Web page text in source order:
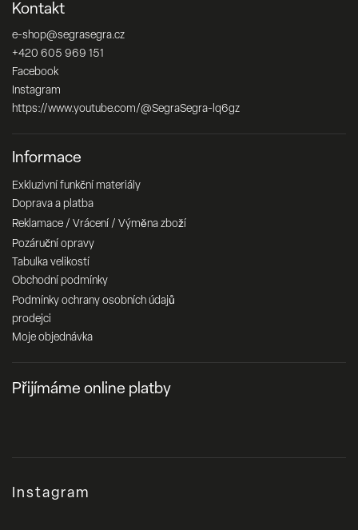
Kontakt
e-shop@segrasegra.cz
+420 605 969 151
Facebook
Instagram
https://www.youtube.com/@SegraSegra-lq6gz
Informace
Exkluzivní funkční materiály
Doprava a platba
Reklamace / Vrácení / Výměna zboží
Pozáruční opravy
Tabulka velikostí
Obchodní podmínky
Podmínky ochrany osobních údajů
prodejci
Moje objednávka
Přijímáme online platby
Instagram